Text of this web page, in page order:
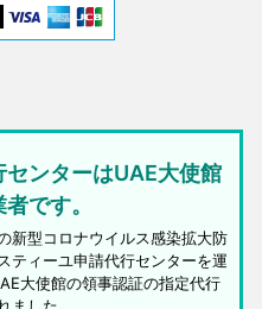
ンターはUAE大使館
です。
新型コロナウイルス感染拡大防
ティーユ申請代行センターを運
大使館の領事認証の指定代行